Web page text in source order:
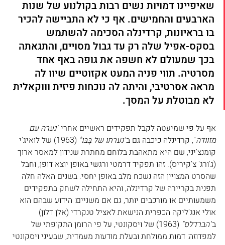
שאיפיינו דמויות נשים רבות בקולנוע של שנות
הארבעים והחמישים. אף כי לא התביישה להכיר
בו בראיונות, קרדינלה הסכימה להשתמש
בסקס-אפיל שלה רק עד גבול מסויים, והתגאתה
בכך שמעולם לא חשפה את גופה באף אחד
מסרטיה. תווי פניה המעט אקזוטיים שיוו לה
מראה אסרטיבי, והיתה לה נוכחות פיזית וווקאלית
לא מבוטלת על המסך.
אף על פי שמיעטה לקבל תפקידים ראשיים אחרי "נערה עם
מזוודה", קרדינלה כיכבה גם ב"נערתו של בֶּבּוֹ"
(1963) של לואיג'י
קומנצ'יני, שם היא מתאהבת בלוחם מחתרת שנידון למאסר ארוך
(ג'ורג' צ'קיריס). זהו תפקיד דרמטי ורגשי באופן יוצא דופן, וחבל
שהסרט המצויין הזה נשכח מלב באופן יחסי. בשנים האלה חלה
תפנית בקריירה של קרדינלה, והיא התחילה לשחק בתפקידים
משמעותיים או מורכבים יותר, גם אם משניים: הידוע שבהם הוא
אולי אנג'ליקה הכפרית הנישאת לאציל טנקרדי (אלן דלון)
ב"הברדלס"
(1963) של ויסקונטי, על פי הרומן התקופתי של
למפדוזה: דמות ממולחת ובעלת מודעות מעמדית, שבעיני ויסקונטי